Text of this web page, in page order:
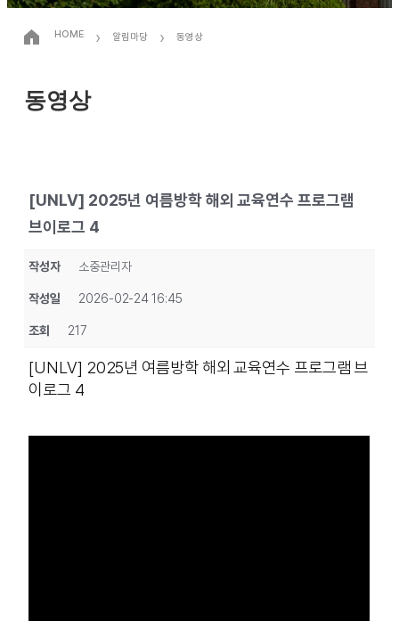
HOME › 알림마당 › 동영상
동영상
[UNLV] 2025년 여름방학 해외 교육연수 프로그램
브이로그 4
작성자 소중관리자
작성일 2026-02-24 16:45
조회 217
[UNLV] 2025년 여름방학 해외 교육연수 프로그램 브
이로그 4